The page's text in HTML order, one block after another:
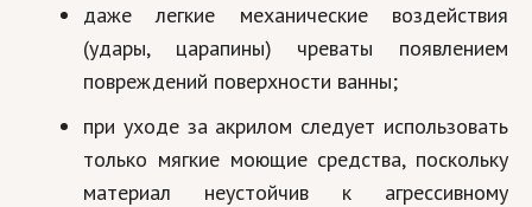
Бизнес
Хобби и развлечения
Финансы
Юриспруденция
даже легкие механические воздействия
(удары, царапины) чреваты появлением
повреждений поверхности ванны;
при уходе за акрилом следует использовать
только мягкие моющие средства, поскольку
материал неустойчив к агрессивному